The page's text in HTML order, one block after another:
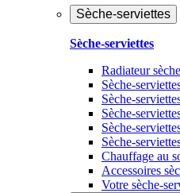
Sèche-serviettes
Sèche-serviettes
Radiateur
Sèche-
Sèche-
Sèche-
Sèche-
Sèche-
Chauffage au
Accessoires
Votre sèche-